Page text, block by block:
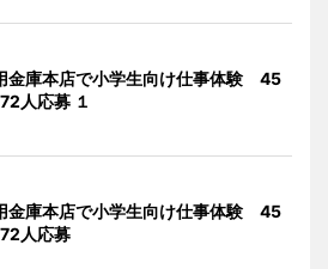
金庫本店で小学生向け仕事体験 45
人応募 １
金庫本店で小学生向け仕事体験 45
人応募